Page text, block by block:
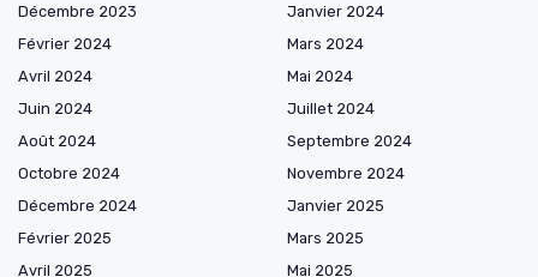
Décembre 2023
Janvier 2024
Février 2024
Mars 2024
Avril 2024
Mai 2024
Juin 2024
Juillet 2024
Août 2024
Septembre 2024
Octobre 2024
Novembre 2024
Décembre 2024
Janvier 2025
Février 2025
Mars 2025
Avril 2025
Mai 2025